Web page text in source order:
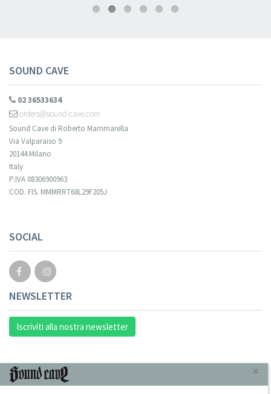
SOUND CAVE
02 36533634
orders@sound-cave.com
Sound Cave di Roberto Mammarella
Via Valparaiso 9
20144 Milano
Italy
P.IVA 08306900963
COD. FIS. MMMRRT68L29F205J
SOCIAL
NEWSLETTER
Iscriviti alla nostra newsletter
INFORMAZIONI ×